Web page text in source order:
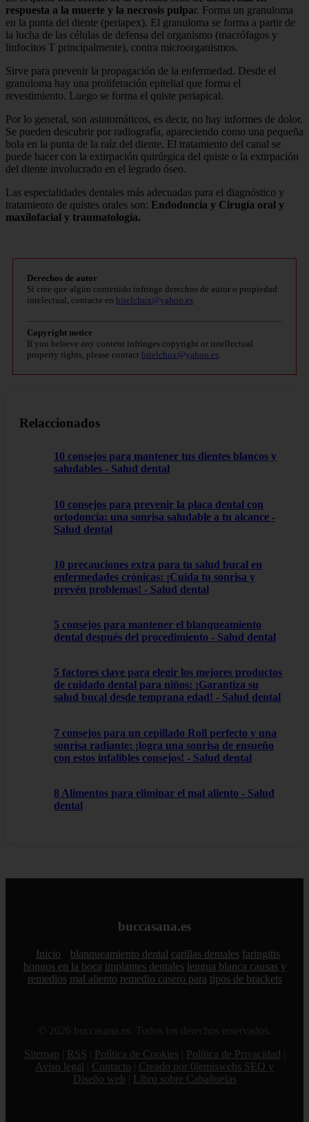
respuesta a la muerte y la necrosis pulpar. Forma un granuloma
en la punta del diente (periapex). El granuloma se forma a partir de
la lucha de las células de defensa del organismo (macrófagos y
linfocitos T principalmente), contra microorganismos.
Sirve para prevenir la propagación de la enfermedad. Desde el
granuloma hay una proliferación epitelial que forma el
revestimiento. Luego se forma el quiste periapical.
Por lo general, son asintomáticos, es decir, no hay informes de dolor.
Se pueden descubrir por radiografía, apareciendo como una pequeña
bola en la punta de la raíz del diente. El tratamiento del canal se
puede hacer con la extirpación quirúrgica del quiste o la extirpación
del diente involucrado en el legrado óseo.
Las especialidades dentales más adecuadas para el diagnóstico y
tratamiento de quistes orales son: Endodoncia y Cirugía oral y
maxilofacial y traumatología.
Derechos de autor
Si cree que algún contenido infringe derechos de autor o propiedad
intelectual, contacte en bitelchux@yahoo.es
Copyright notice
If you believe any content infringes copyright or intellectual
property rights, please contact bitelchux@yahoo.es
Relaccionados
10 consejos para mantener tus dientes blancos y
saludables - Salud dental
10 consejos para prevenir la placa dental con
ortodoncia: una sonrisa saludable a tu alcance -
Salud dental
10 precauciones extra para tu salud bucal en
enfermedades crónicas: ¡Cuida tu sonrisa y
prevén problemas! - Salud dental
5 consejos para mantener el blanqueamiento
dental después del procedimiento - Salud dental
5 factores clave para elegir los mejores productos
de cuidado dental para niños: ¡Garantiza su
salud bucal desde temprana edad! - Salud dental
7 consejos para un cepillado Roll perfecto y una
sonrisa radiante: ¡logra una sonrisa de ensueño
con estos infalibles consejos! - Salud dental
8 Alimentos para eliminar el mal aliento - Salud
dental
buccasana.es
Inicio blanqueamiento dental carillas dentales faringitis
hongos en la boca implantes dentales lengua blanca causas y
remedios mal aliento remedio casero para tipos de brackets
© 2026 buccasana.es. Todos los derechos reservados.
Sitemap
RSS Política de Cookies Política de Privacidad
Aviso legal
Contacto
Creado por 0lemiswebs SEO y
Diseño web
Libro sobre Cabañuelas